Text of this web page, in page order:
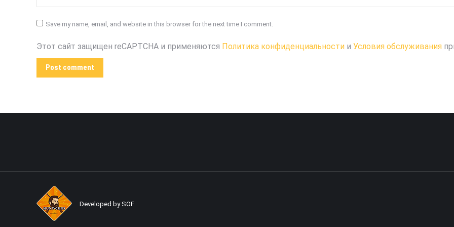
Save my name, email, and website in this browser for the next time I comment.
Этот сайт защищен reCAPTCHA и применяются Политика конфиденциальности и Условия обслуживания
Post comment
Developed by SOF